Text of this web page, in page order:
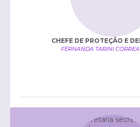
CHEFE DE PROTEÇÃO E
FERNANDA TARINI